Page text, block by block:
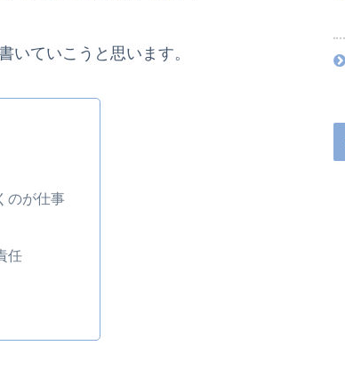
いていこうと思います。
のが仕事
任